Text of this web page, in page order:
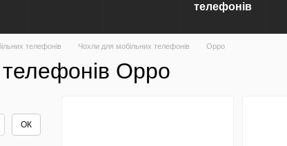
телефонів
телефонів Чохли для мобільних телефонів Oppo
Oppo
ОК